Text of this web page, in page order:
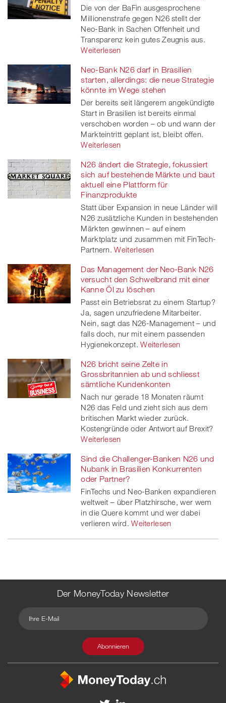
Die von der BaFin ausgesprochene
Millionenstrafe gegen N26 stellt der
Neo-Bank in Sachen Offenheit und
Transparenz kein gutes Zeugnis aus.
Weiterlesen
Neo-Bank N26 darf in Brasilien
starten, allerdings: die neue Strategie
könnte im Wege stehen
Der bereits seit längerem angekündigte
Start in Brasilien ist bereits einmal
verschoben worden – ob und wann der
Markteintritt geplant ist, bleibt offen.
Weiterlesen
N26 ändert die Strategie, fokussiert
sich auf bestehende Märkte und baut
aktuell eine Plattform für
Finanzprodukte
Statt über Expansion in neue Länder will
N26 zusätzliche Kunden in bestehenden
Märkten gewinnen – auf einem
Marktplatz und zusammen mit FinTech-
Partnern. Weiterlesen
Das Management der Neo-Bank N26
versucht den Schwelbrand mit einer
Kanne Öl zu löschen
Passt ein Betriebsrat zu einem Startup?
Ja, sagen unzufriedene Mitarbeiter.
Nein, sagt das N26-Management – und
falls doch, nur mit einem passenden
Hygienekonzept. Weiterlesen
N26 bricht seine Zelte in
Grossbritannien ab und schliesst
sämtliche Kundenkonten
Nach nur gerade 18 Monaten räumt
N26 das Feld und zieht sich aus dem
britischen Markt wieder zurück.
Kostengründe oder Antwort auf Brexit?
Weiterlesen
Sind die Challenger-Banken N26 und
Nubank in Brasilien Konkurrenten
oder Partner?
FinTechs und Neo-Banken expandieren
weltweit – über Platzhirsche, wer wem
in die Quere kommt und wer dabei
verlieren wird. Weiterlesen
Der MoneyToday Newsletter